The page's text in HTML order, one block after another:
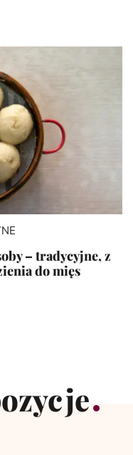
– tradycyjne, z
do mięs